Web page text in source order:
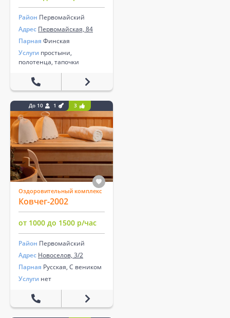
Район Первомайский
Адрес Первомайская, 84
Парная Финская
Услуги простыни,
полотенца, тапочки
До 10 1 3
Оздоровительный комплекс
Ковчег-2002
от 1000 до 1500 р/час
Район Первомайский
Адрес Новоселов, 3/2
Парная Русская, С веником
Услуги нет